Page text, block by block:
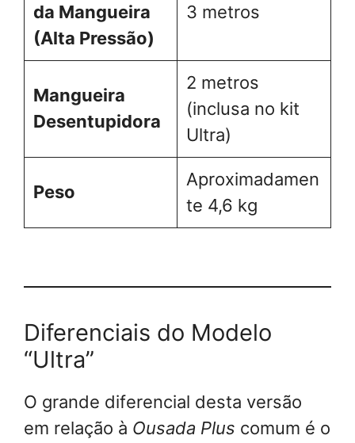
da Mangueira
(Alta Pressão)
3 metros
Mangueira
Desentupidora
2 metros
(inclusa no kit
Ultra)
Peso
Aproximadamen
te 4,6 kg
Diferenciais do Modelo
“Ultra”
O grande diferencial desta versão
em relação à Ousada Plus comum é o